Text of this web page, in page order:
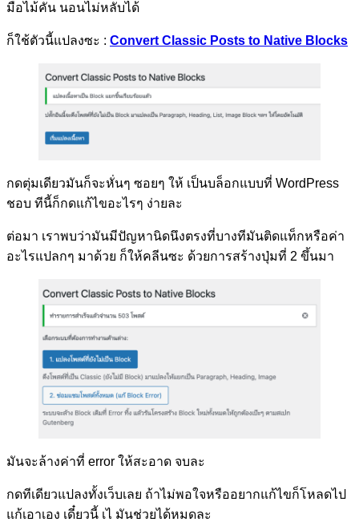
มือไม้คัน นอนไม่หลับได้
ก็ใช้ตัวนี้แปลงซะ : Convert Classic Posts to Native Blocks
กดตุ่มเดียวมันก็จะหั่นๆ ซอยๆ ให้ เป็นบล็อกแบบที่ WordPress
ชอบ ทีนี้ก็กดแก้ไขอะไรๆ ง่ายละ
ต่อมา เราพบว่ามันมีปัญหานิดนึงตรงที่บางทีมันติดแท็กหรือค่า
อะไรแปลกๆ มาด้วย ก็ให้คลีนซะ ด้วยการสร้างปุ่มที่ 2 ขึ้นมา
มันจะล้างค่าที่ error ให้สะอาด จบละ
กดทีเดียวแปลงทั้งเว็บเลย ถ้าไม่พอใจหรืออยากแก้ไขก็โหลดไป
แก้เอาเอง เดี๋ยวนี้ เไ มันช่วยได้หมดละ